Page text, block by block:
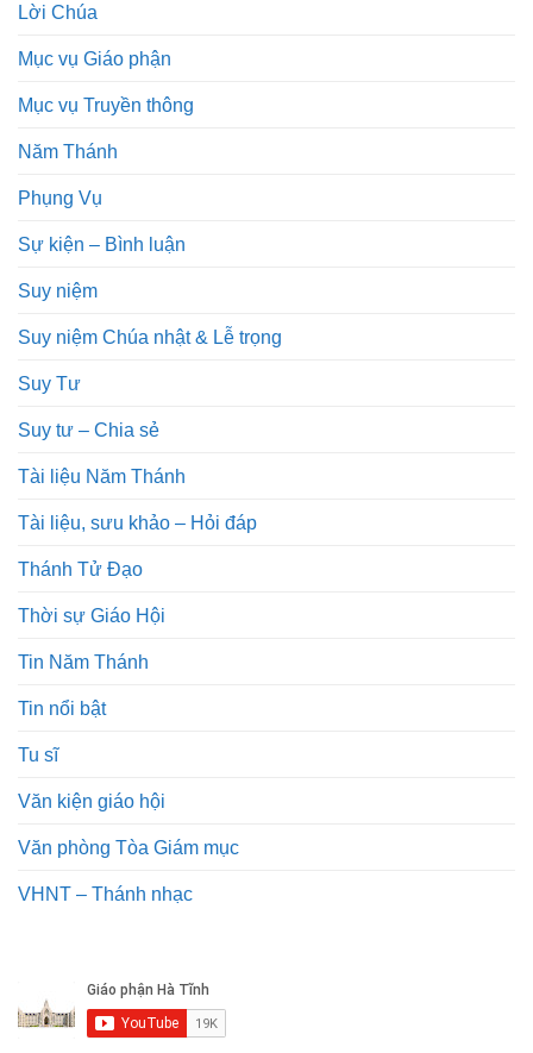
Lời Chúa
Mục vụ Giáo phận
Mục vụ Truyền thông
Năm Thánh
Phụng Vụ
Sự kiện – Bình luận
Suy niệm
Suy niệm Chúa nhật & Lễ trọng
Suy Tư
Suy tư – Chia sẻ
Tài liệu Năm Thánh
Tài liệu, sưu khảo – Hỏi đáp
Thánh Tử Đạo
Thời sự Giáo Hội
Tin Năm Thánh
Tin nổi bật
Tu sĩ
Văn kiện giáo hội
Văn phòng Tòa Giám mục
VHNT – Thánh nhạc